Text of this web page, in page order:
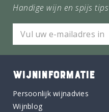
Handige wijn en spijs tips
WIJNINFORMATIE
Persoonlijk wijnadvies
Wijnblog